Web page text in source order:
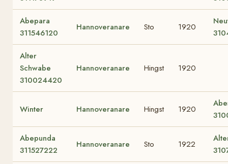
Abepara
311546120
Hannoveranare Sto 1920
Alter
Schwabe
310024420
Hannoveranare Hingst 1920
Winter Hannoveranare Hingst 1920
Abepunda
311527222
Hannoveranare Sto 1922